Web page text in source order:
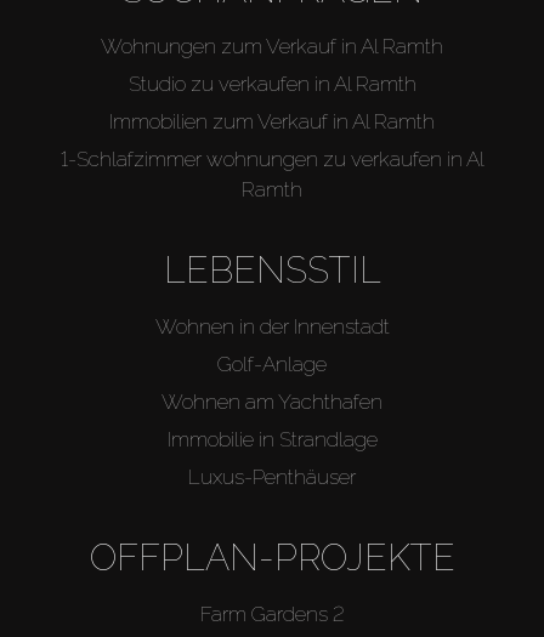
Wohnungen zum Verkauf in Al Ramth
Studio zu verkaufen in Al Ramth
Immobilien zum Verkauf in Al Ramth
1-Schlafzimmer wohnungen zu verkaufen in Al
Ramth
LEBENSSTIL
Wohnen in der Innenstadt
Golf-Anlage
Wohnen am Yachthafen
Immobilie in Strandlage
Luxus-Penthäuser
OFFPLAN-PROJEKTE
Farm Gardens 2